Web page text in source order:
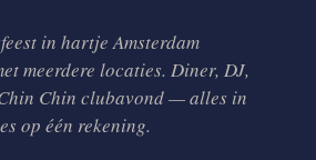
in hartje Amsterdam
meerdere locaties. Diner, DJ,
Chin clubavond — alles in
op één rekening.